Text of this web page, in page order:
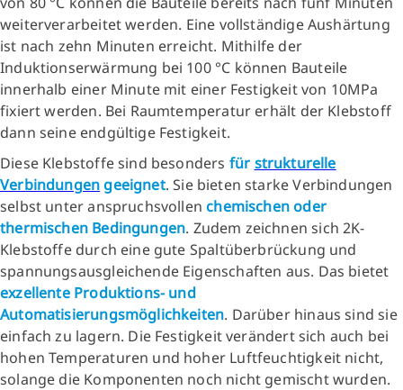
weiterverarbeitet werden. Eine vollständige Aushärtung
ist nach zehn Minuten erreicht. Mithilfe der
Induktionserwärmung bei 100 °C können Bauteile
innerhalb einer Minute mit einer Festigkeit von 10MPa
fixiert werden. Bei Raumtemperatur erhält der Klebstoff
dann seine endgültige Festigkeit.
Diese Klebstoffe sind besonders für strukturelle
Verbindungengeeignet. Sie bieten starke Verbindungen
selbst unter anspruchsvollenchemischen oder
thermischen Bedingungen. Zudem zeichnen sich 2K-
Klebstoffe durch eine gute Spaltüberbrückung und
spannungsausgleichende Eigenschaften aus. Das bietet
exzellente Produktions- und
Automatisierungsmöglichkeiten. Darüber hinaus sind sie
einfach zu lagern. Die Festigkeit verändert sich auch bei
hohen Temperaturen und hoher Luftfeuchtigkeit nicht,
solange die Komponenten noch nicht gemischt wurden.